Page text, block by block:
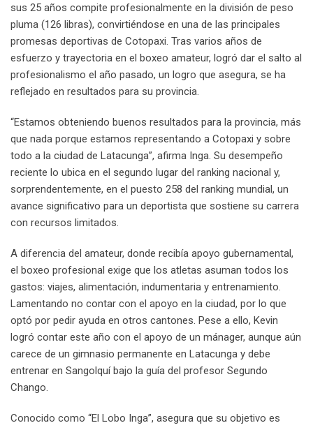
sus 25 años compite profesionalmente en la división de peso
pluma (126 libras), convirtiéndose en una de las principales
promesas deportivas de Cotopaxi. Tras varios años de
esfuerzo y trayectoria en el boxeo amateur, logró dar el salto al
profesionalismo el año pasado, un logro que asegura, se ha
reflejado en resultados para su provincia.
“Estamos obteniendo buenos resultados para la provincia, más
que nada porque estamos representando a Cotopaxi y sobre
todo a la ciudad de Latacunga”, afirma Inga. Su desempeño
reciente lo ubica en el segundo lugar del ranking nacional y,
sorprendentemente, en el puesto 258 del ranking mundial, un
avance significativo para un deportista que sostiene su carrera
con recursos limitados.
A diferencia del amateur, donde recibía apoyo gubernamental,
el boxeo profesional exige que los atletas asuman todos los
gastos: viajes, alimentación, indumentaria y entrenamiento.
Lamentando no contar con el apoyo en la ciudad, por lo que
optó por pedir ayuda en otros cantones. Pese a ello, Kevin
logró contar este año con el apoyo de un mánager, aunque aún
carece de un gimnasio permanente en Latacunga y debe
entrenar en Sangolquí bajo la guía del profesor Segundo
Chango.
Conocido como “El Lobo Inga”, asegura que su objetivo es